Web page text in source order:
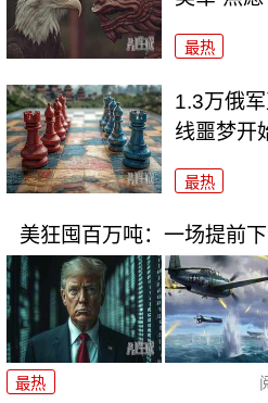
最热
1.3万俄
线噩梦开
最热
美狂囤百万吨：一场提前
最热